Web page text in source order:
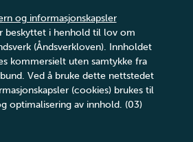
og informasjonskapsler
beskyttet i henhold til lov om
(Åndsverkloven). Innholdet
kommersielt uten samtykke fra
Ved å bruke dette nettstedet
(cookies) brukes til
optimalisering av innhold. (03)